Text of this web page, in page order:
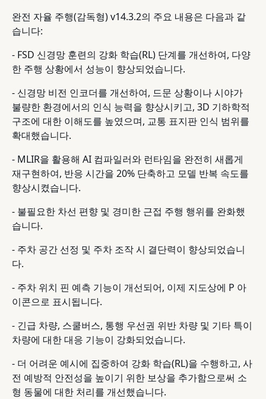
완전 자율 주행(감독형) v14.3.2의 주요 내용은 다음과 같
습니다:
- FSD 신경망 훈련의 강화 학습(RL) 단계를 개선하여, 다양
한 주행 상황에서 성능이 향상되었습니다.
- 신경망 비전 인코더를 개선하여, 드문 상황이나 시야가
불량한 환경에서의 인식 능력을 향상시키고, 3D 기하학적
구조에 대한 이해도를 높였으며, 교통 표지판 인식 범위를
확대했습니다.
- MLIR을 활용해 AI 컴파일러와 런타임을 완전히 새롭게
재구현하여, 반응 시간을 20% 단축하고 모델 반복 속도를
향상시켰습니다.
- 불필요한 차선 편향 및 경미한 근접 주행 행위를 완화했
습니다.
- 주차 공간 선정 및 주차 조작 시 결단력이 향상되었습니
다.
- 주차 위치 핀 예측 기능이 개선되어, 이제 지도상에 P 아
이콘으로 표시됩니다.
- 긴급 차량, 스쿨버스, 통행 우선권 위반 차량 및 기타 특이
차량에 대한 대응 기능이 강화되었습니다.
- 더 어려운 예시에 집중하여 강화 학습(RL)을 수행하고, 사
전 예방적 안전성을 높이기 위한 보상을 추가함으로써 소
형 동물에 대한 처리를 개선했습니다.